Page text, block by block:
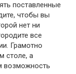
поставленные
чтобы вы
нет ни
все
Грамотно
столе, а
возможность